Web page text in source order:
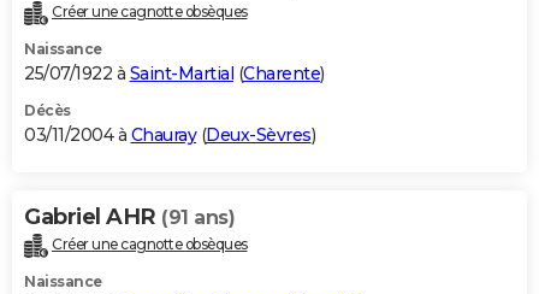
Créer une cagnotte obsèques
Naissance
25/07/1922 à Saint-Martial (Charente)
Décès
03/11/2004 à Chauray(Deux-Sèvres)
Gabriel AHR (91 ans)
Créer une cagnotte obsèques
Naissance